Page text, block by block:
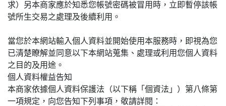
求）另本商家應於知悉您帳號密碼被冒用時，立即暫停該帳
號所生交易之處理及後續利用。
當您於本網站輸入個人資料並開始使用本服務時，即視為您
已清楚瞭解並同意以下本網站蒐集、處理或利用您個人資料
之目的及用途。
個人資料權益告知
本商家依據個人資料保護法（以下稱「個資法」）第八條第
一項規定，向您告知下列事項，敬請詳閱：